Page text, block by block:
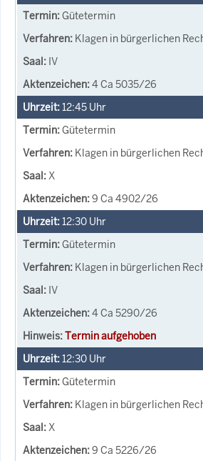
Gütetermin
Klagen in bürgerlichen
IV
4 Ca 5035/26
12:45 Uhr
Gütetermin
Klagen in bürgerlichen
X
9 Ca 4902/26
12:30 Uhr
Gütetermin
Klagen in bürgerlichen
IV
4 Ca 5290/26
Termin aufgehoben
12:30 Uhr
Gütetermin
Klagen in bürgerlichen
X
9 Ca 5226/26